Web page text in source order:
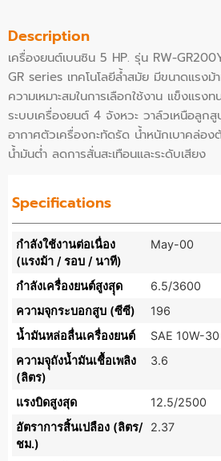
Description
เครื่องยนต์เบนซิน 5 HP. รุ่น RW-
GR series เทคโนโลยีล้ำสมัย มีขนาดแรงม้
ความเหมาะสมในการเลือกใช้งาน แข็งแรง
ระบบเครื่องยนต์ 4 จังหวะ วาล์วเหนือลูก
อากาศตัวเครื่องกะทัดรัด น้ำหนักเบาคล่อง
น้ำมันต่ำ ลดการสั่นสะเทือนและระดับเสียง
Specifications
กำลังใช้งานต่อเนื่อง
(แรงม้า / รอบ / นาที)
May-00
กำลังเครื่องยนต์สูงสุุด
6.5/3600
ความจุกระบอกสูบ (ซีซี)
196
น้ำมันหล่อลื่นเครื่องยนต์
SAE 10W-30
ความจุุถังน้ำมันเชื้อเพลิง
(ลิตร)
3.6
แรงบิดสูงสุด
12.5/2500
อัตราการสิ้นเปลือง (ลิตร/
ชม.)
2.37